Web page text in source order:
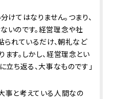
けてはなりません。つまり、
いのです。経営理念や社
られているだけ、朝礼など
す。しかし、経営理念とい
立ち返る、大事なものです」
事と考えている人間なの